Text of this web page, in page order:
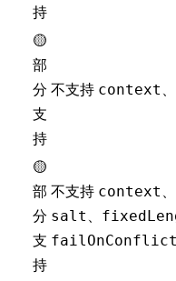
持
🟡
部
分
支
持
不支持 context 、
🟡
部
分
支
持
不支持 context 、
salt 、